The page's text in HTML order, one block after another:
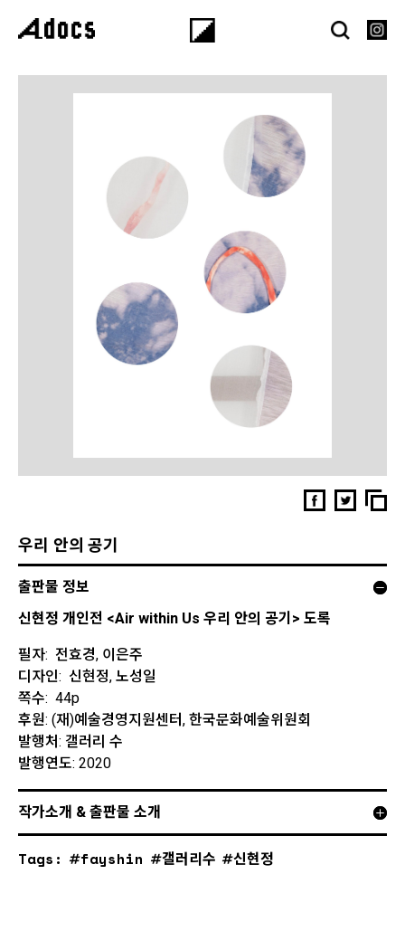
우리 안의 공기
출판물 정보
신현정 개인전 <Air within Us 우리 안의 공기> 도록
필자: 전효경, 이은주
디자인: 신현정, 노성일
쪽수: 44p
후원: (재)예술경영지원센터, 한국문화예술위원회
발행처: 갤러리 수
발행연도: 2020
작가소개 & 출판물 소개
Tags: fayshin 갤러리수 신현정